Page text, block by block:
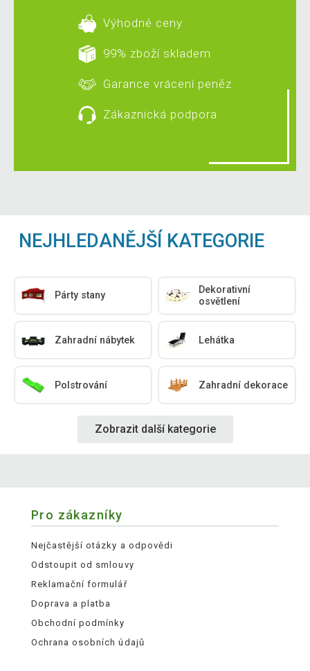
Výhodné ceny
99% zboží skladem
Garance vrácení peněz
Zákaznická podpora
NEJHLEDANĚJŠÍ KATEGORIE
Párty stany
Dekorativní
osvětlení
Zahradní nábytek Lehátka
Polstrování Zahradní dekorace
Zobrazit další kategorie
Pro zákazníky
Nejčastější otázky a odpovědi
Odstoupit od smlouvy
Reklamační formulář
Doprava a platba
Obchodní podmínky
Ochrana osobních údajů